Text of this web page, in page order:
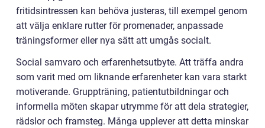
fritidsintressen kan behöva justeras, till exempel genom
att välja enklare rutter för promenader, anpassade
träningsformer eller nya sätt att umgås socialt.
Social samvaro och erfarenhetsutbyte. Att träffa andra
som varit med om liknande erfarenheter kan vara starkt
motiverande. Gruppträning, patientutbildningar och
informella möten skapar utrymme för att dela strategier,
rädslor och framsteg. Många upplever att detta minskar